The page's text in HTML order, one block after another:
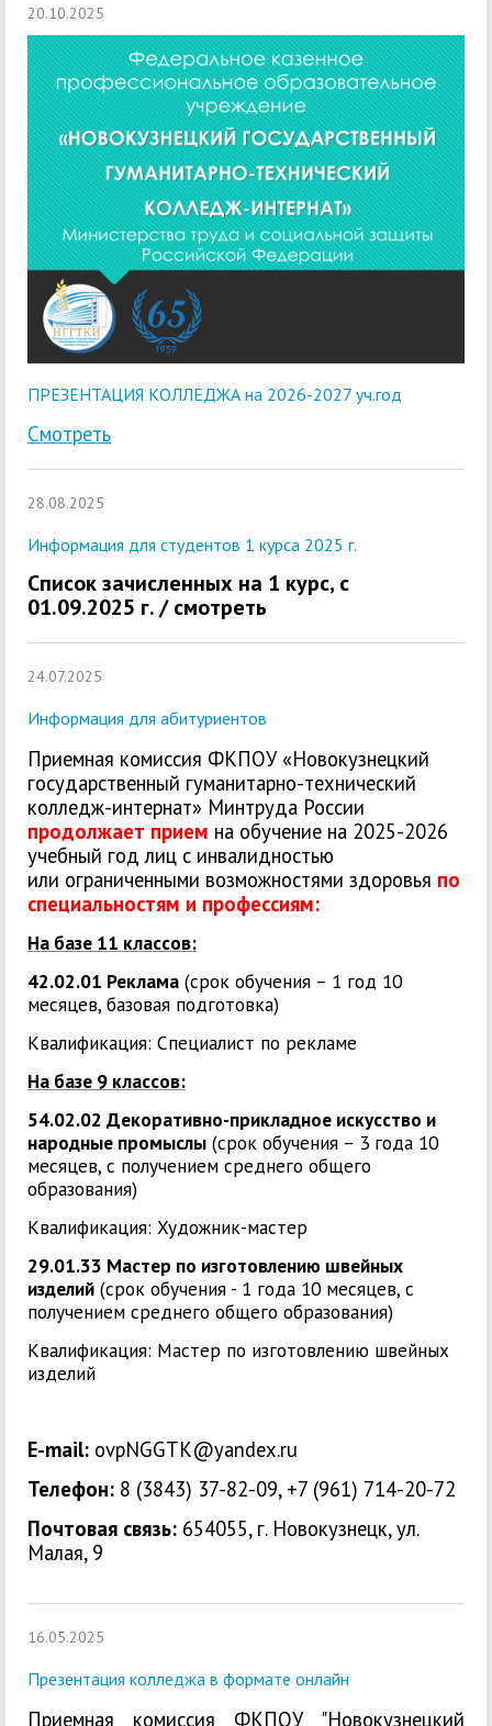
20.10.2025
ПРЕЗЕНТАЦИЯ КОЛЛЕДЖА на 2026-2027 уч.год
Смотреть
28.08.2025
Информация для студентов 1 курса 2025 г.
Список зачисленных на 1 курс, с
01.09.2025 г. / смотреть
24.07.2025
Информация для абитуриентов
Приемная комиссия ФКПОУ «Новокузнецкий
государственный гуманитарно-технический
колледж-интернат» Минтруда России
продолжает прием на обучение на 2025-2026
учебный год лиц с инвалидностью
или ограниченными возможностями здоровья по
специальностям и профессиям:
На базе 11 классов:
42.02.01 Реклама (срок обучения – 1 год 10
месяцев, базовая подготовка)
Квалификация: Специалист по рекламе
На базе 9 классов:
54.02.02 Декоративно-прикладное искусство и
народные промыслы (срок обучения – 3 года 10
месяцев, с получением среднего общего
образования)
Квалификация: Художник-мастер
29.01.33 Мастер по изготовлению швейных
изделий (срок обучения - 1 года 10 месяцев, с
получением среднего общего образования)
Квалификация: Мастер по изготовлению швейных
изделий
E-mail: ovpNGGTK@yandex.ru
Телефон: 8 (3843) 37-82-09, +7 (961) 714-20-72
Почтовая связь: 654055, г. Новокузнецк, ул.
Малая, 9
16.05.2025
Презентация колледжа в формате онлайн
Приемная комиссия ФКПОУ "Новокузнецкий